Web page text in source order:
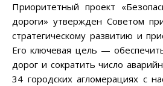
Приоритетный проект
дороги» утвержден Советом
стратегическому развитию и
Его ключевая цель —
дорог и сократить число
34 городских агломерациях с